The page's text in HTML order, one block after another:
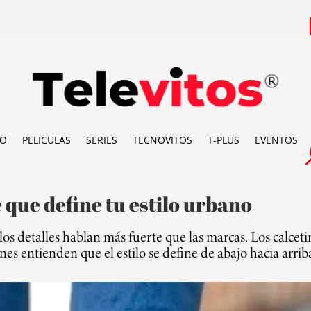
PELICULAS SERIES TECNOVITOS T-PLUS EVENTOS
define tu estilo urbano
detalles hablan más fuerte que las marcas. Los
entienden que el estilo se define de abajo hacia